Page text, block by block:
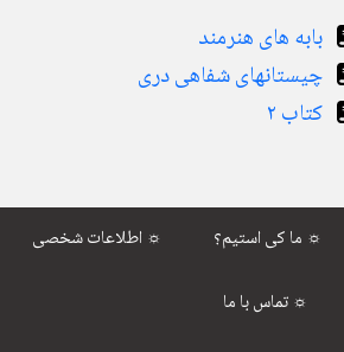
بابه های هنرمند
چیستانهای شفاهی دری
کتاب ۲
اطلاعات شخصی ☼ ما کی استیم؟ ☼
تماس با ما ☼